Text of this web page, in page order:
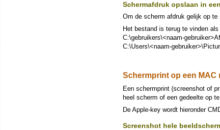
Schermafdruk opslaan in
Om de scherm afdruk gelijk op
Het bestand is terug te vinden
C:\gebruikers\<naam-
C:\Users\<naam-
Schermprint op een MAC
Een schermprint (screenshot of
heel scherm of een gedeelte op
De Apple-key wordt hieronder
Screenshot hele